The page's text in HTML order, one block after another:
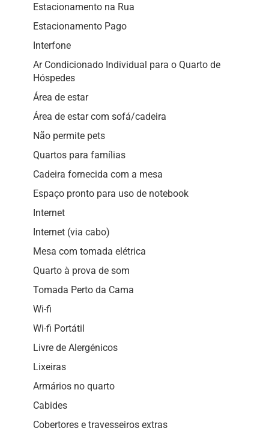
Estacionamento na Rua
Estacionamento Pago
Interfone
Ar Condicionado Individual para o Quarto de
Hóspedes
Área de estar
Área de estar com sofá/cadeira
Não permite pets
Quartos para famílias
Cadeira fornecida com a mesa
Espaço pronto para uso de notebook
Internet
Internet (via cabo)
Mesa com tomada elétrica
Quarto à prova de som
Tomada Perto da Cama
Wi-fi
Wi-fi Portátil
Livre de Alergénicos
Lixeiras
Armários no quarto
Cabides
Cobertores e travesseiros extras